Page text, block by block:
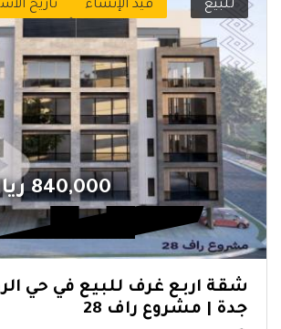
للبيع قيد الإنشاء تاريخ
840,000 ريال سعودي
شقة اربع غرف للبيع في حي
جدة | مشروع راف 28